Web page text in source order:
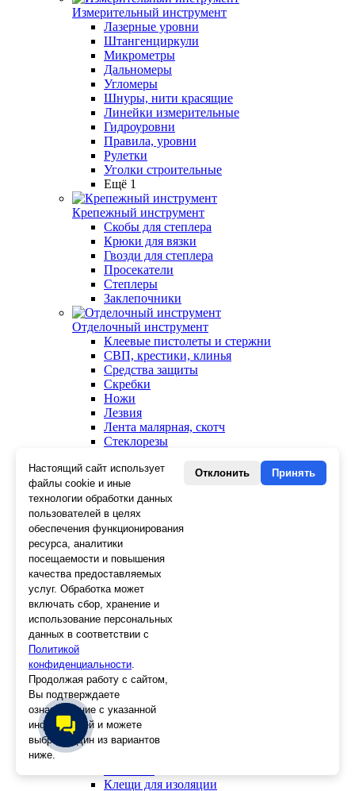
Измерительный инструмент
Лазерные уровни
Штангенциркули
Микрометры
Дальномеры
Угломеры
Шнуры, нити красящие
Линейки измерительные
Гидроуровни
Правила, уровни
Рулетки
Уголки строительные
Ещё 1
Крепежный инструмент
Скобы для степлера
Крюки для вязки
Гвозди для степлера
Просекатели
Степлеры
Заклепочники
Отделочный инструмент
Клеевые пистолеты и стержни
СВП, крестики, клинья
Средства защиты
Скребки
Ножи
Лезвия
Лента малярная, скотч
Стеклорезы
Пистолеты для герметика и пены
Шила
Стеклоткань, серпянка
Ещё 2
Слесарный инструмент
Болторезы
Длинногубцы
Круглогубцы
Бокорезы
Кувалды
Молотки
Зенкера, бородки, кернеры
Керны
Патроны, переходники
Ножницы электрика
Стопорные кольца
Съемники стопорных колец
Клещи для изоляции
Настоящий сайт использует
файлы cookie и иные
технологии обработки данных
пользователей в целях
обеспечения функционирования
ресурса, аналитики
посещаемости и повышения
качества предоставляемых
услуг. Обработка может
включать сбор, хранение и
использование персональных
данных в соответствии с
Политикой
конфиденциальности.
Продолжая работу с сайтом,
Вы подтверждаете
ознакомление с указанной
информацией и можете
выбрать один из вариантов
ниже.
Отклонить Принять